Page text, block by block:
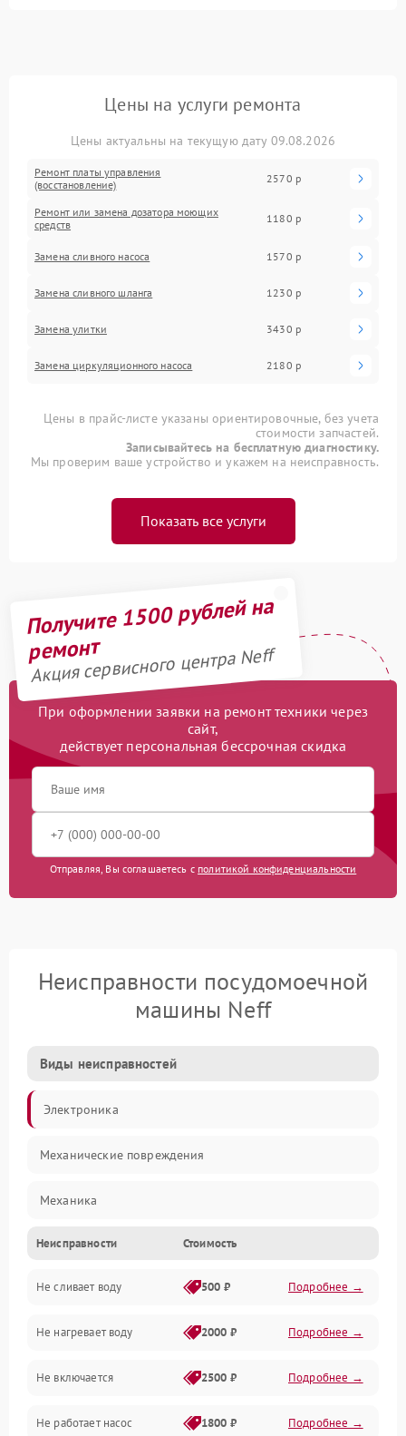
Цены на услуги ремонта
Цены актуальны на текущую дату 09.08.2026
Ремонт платы управления
(восстановление)
2570 р
Ремонт или замена дозатора моющих
средств
1180 р
Замена сливного насоса 1570 р
Замена сливного шланга 1230 р
Замена улитки 3430 р
Замена циркуляционного насоса 2180 р
Цены в прайс-листе указаны ориентировочные, без учета
стоимости запчастей.
Записывайтесь на бесплатную диагностику.
Мы проверим ваше устройство и укажем на неисправность.
Показать все услуги
Получите 1500 рублей на
ремонт
Акция сервисного центра Neff
При оформлении заявки на ремонт техники через
сайт,
действует персональная бессрочная скидка
Отправляя, Вы соглашаетесь с политикой конфиденциальности
Неисправности посудомоечной
машины Neff
Виды неисправностей
Электроника
Механические повреждения
Механика
Управление
Электропитание
Датчики
Нагрев
Вода
Неисправности Стоимость
Не сливает воду 500 ₽ Подробнее →
Не нагревает воду 2000 ₽ Подробнее →
Не включается 2500 ₽ Подробнее →
Не работает насос 1800 ₽ Подробнее →